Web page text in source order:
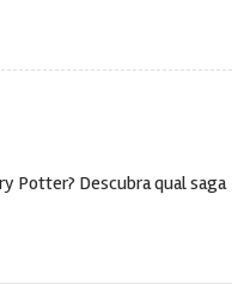
Potter? Descubra qual saga